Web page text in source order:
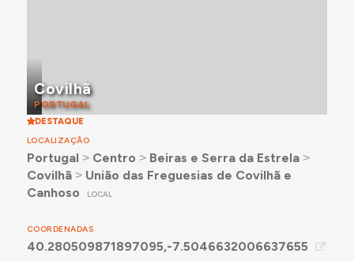
Covilhã
PORTUGAL
DESTAQUE
LOCALIZAÇÃO
Portugal ˃ Centro ˃ Beiras e Serra da Estrela˃
Covilhã˃ União das Freguesias de Covilhã e
Canhoso
LOCAL
COORDENADAS
40.280509871897095,-7.5046632006637655